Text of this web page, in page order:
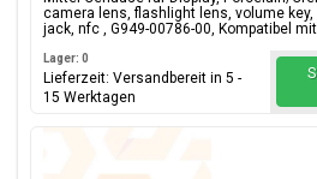
camera lens, flashlight lens, volume key,
jack, nfc , G949-00786-00, Kompatibel
Lager: 0
Lieferzeit: Versandbereit in 5 -
15 Werktagen